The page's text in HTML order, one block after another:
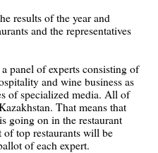
results of the year and
and the representatives
panel of experts consisting of
and wine business as
of specialized media. All of
That means that
going on in the restaurant
top restaurants will be
of each expert.